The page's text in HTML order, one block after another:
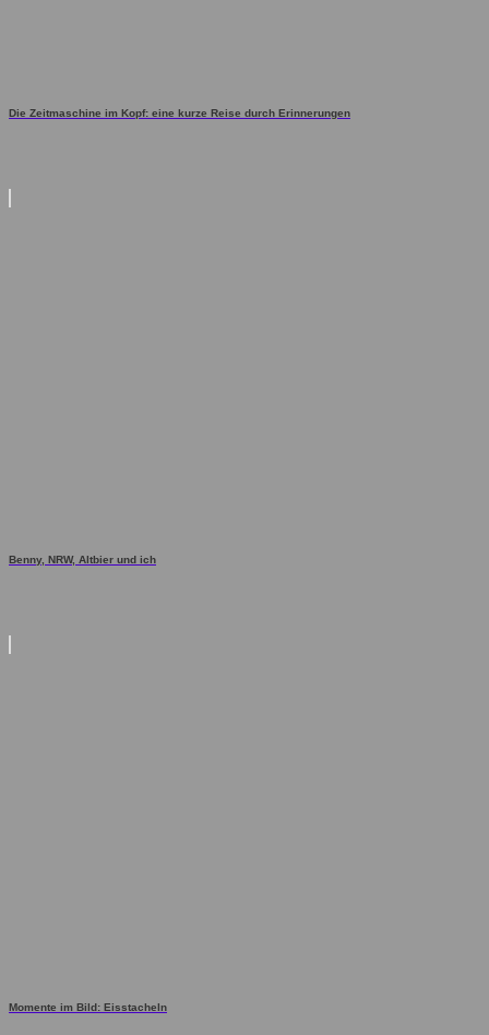
Die Zeitmaschine im Kopf: eine kurze Reise durch Erinnerungen
Benny, NRW, Altbier und ich
Momente im Bild: Eisstacheln